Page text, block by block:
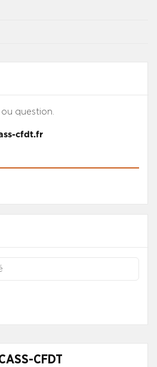
question.
cfdt.fr
CFDT